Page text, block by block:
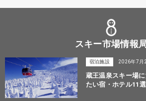
スキー市場情報
宿泊施設 2026年7月
蔵王温泉スキー場
たい宿・ホテル11選